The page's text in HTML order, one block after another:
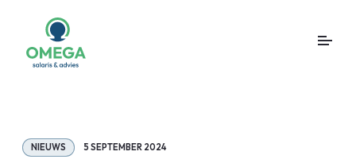
NIEUWS 5 SEPTEMBER 2024